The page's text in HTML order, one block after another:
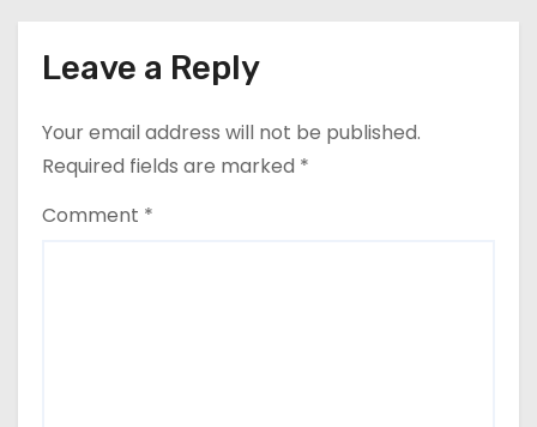
Leave a Reply
Your email address will not be published.
Required fields are marked *
Comment *